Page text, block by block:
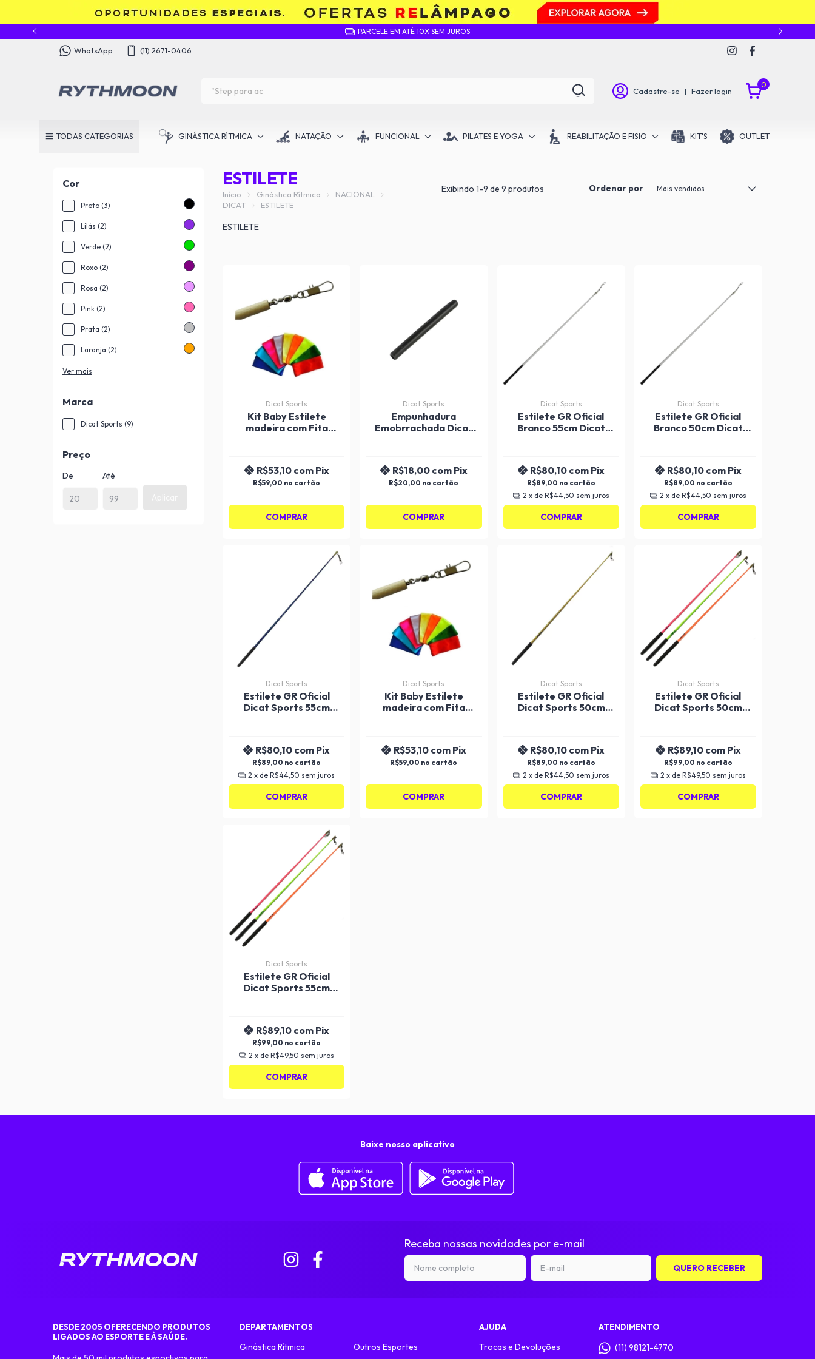
PARCELE EM ATÉ 10X SEM JUROS
WhatsApp (11) 2671-0406
Cadastre-se | Fazer login
0
TODAS CATEGORIAS GINÁSTICA RÍTMICA NATAÇÃO FUNCIONAL PILATES E YOGA REABILITAÇÃO E FISIO KIT'S OUTLET
Cor
Preto (3)
Lilás (2)
Verde (2)
Roxo (2)
Rosa (2)
Pink (2)
Prata (2)
Laranja (2)
Ver mais
Marca
Dicat Sports (9)
Preço
De
Até
ESTILETE
Início Ginástica Rítmica
NACIONAL
DICAT
ESTILETE
Exibindo 1-9 de 9 produtos Ordenar por
ESTILETE
Dicat Sports
Kit Baby Estilete
madeira com Fita
R$59,00
R$53,10 com Pix
COMPRAR
Dicat Sports
Empunhadura
Emobrrachada Dicat
R$20,00
R$18,00 com Pix
COMPRAR
Dicat Sports
Estilete GR Oficial
Branco 55cm Dicat
R$89,00
R$80,10 com Pix
2 x de R$44,50 sem juros
COMPRAR
Dicat Sports
Estilete GR Oficial
Branco 50cm Dicat
R$89,00
R$80,10 com Pix
2 x de R$44,50 sem juros
COMPRAR
Dicat Sports
Estilete GR Oficial
Dicat Sports 55cm
R$89,00
R$80,10 com Pix
2 x deR$44,50 sem juros
COMPRAR
Dicat Sports
Kit Baby Estilete
madeira com Fita
R$59,00
R$53,10 com Pix
COMPRAR
Dicat Sports
Estilete GR Oficial
Dicat Sports 50cm
R$89,00
R$80,10 com Pix
2 x de R$44,50 sem juros
COMPRAR
Dicat Sports
Estilete GR Oficial
Dicat Sports 50cm
R$99,00
R$89,10 com Pix
2 x de R$49,50 sem juros
COMPRAR
Dicat Sports
Estilete GR Oficial
Dicat Sports 55cm
R$99,00
R$89,10 com Pix
2 x deR$49,50 sem juros
COMPRAR
Baixe nosso aplicativo
Receba nossas novidades por e-mail
DESDE 2005 OFERECENDO PRODUTOS
LIGADOS AO ESPORTE E À SAÚDE.
DEPARTAMENTOS
Ginástica Rítmica
Outros Esportes
AJUDA
Trocas e Devoluções
ATENDIMENTO
(11) 98121-4770